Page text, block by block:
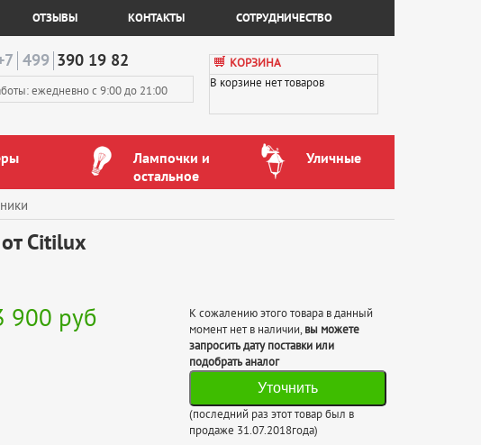
ОТЗЫВЫ КОНТАКТЫ СОТРУДНИЧЕСТВО
499 390 19 82
ежедневнос 9:00 до 21:00
КОРЗИНА
В корзине нет товаров
Лампочки и
остальное
Уличные
Citilux
900 руб
К сожалению этого товара в данный
момент нет в наличии, вы можете
запросить дату поставки или
подобрать аналог
Уточнить
(последний раз этот товар был в
продаже 31.07.2018года)